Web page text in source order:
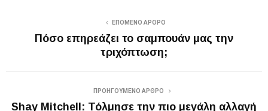
ΕΠΌΜΕΝΟ ΆΡΘΡΟ
Πόσο επηρεάζει το σαμπουάν μας την
τριχόπτωση;
ΠΡΟΗΓΟΎΜΕΝΟ ΆΡΘΡΟ
Shay Mitchell: Τόλμησε την πιο μεγάλη αλλαγή